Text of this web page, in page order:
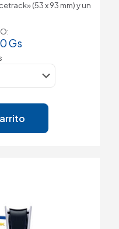
(53 x 93 mm) y un
Gs